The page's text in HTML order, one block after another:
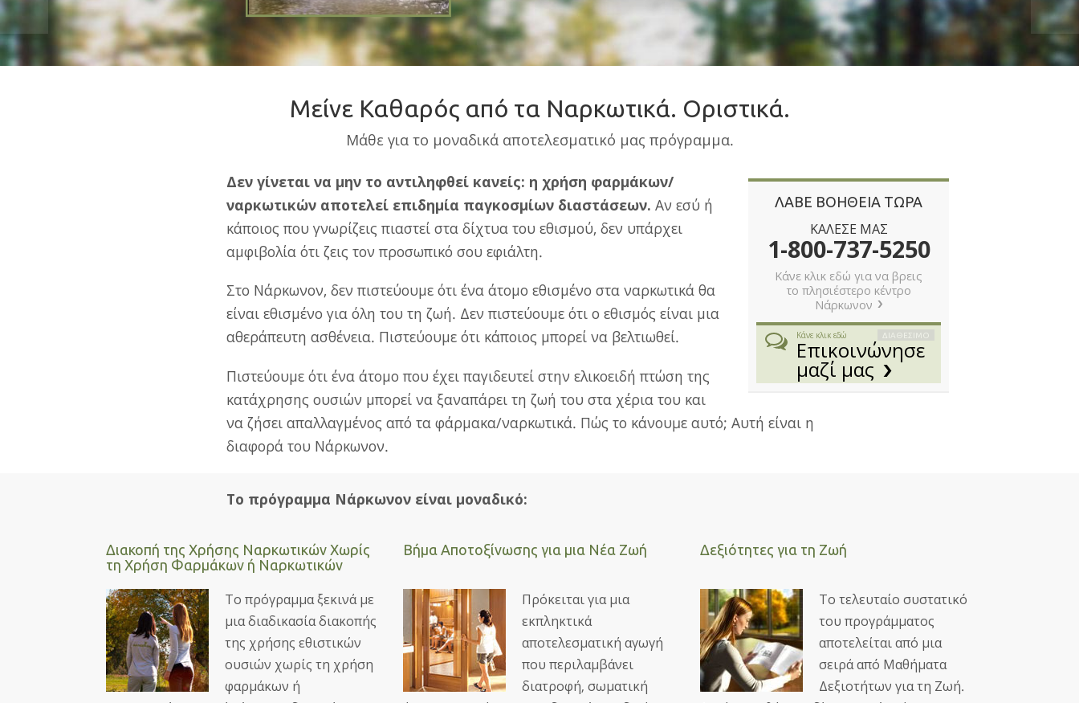
Νορβηγικά
Πορτογαλικά
Αραβικά
Νεπαλέζικα
Ουκρανικά
Κροατικά
Τουρκικά
Όλες οι Περιοχές/Γλώσσες
είναι αποτελεσματικό.
Μείνε Καθαρός από τα Ναρκωτικά. Οριστικά.
Μάθε για το μοναδικά αποτελεσματικό μας πρόγραμμα.
ΛΑΒΕ ΒΟΗΘΕΙΑ ΤΩΡΑ
ΚΑΛΕΣΕ ΜΑΣ
1-800-737-5250
Κάνε κλικ εδώ για να βρεις
το πλησιέστερο κέντρο
Νάρκωνον
ΔΙΑΘΕΣΙΜΟ
Κάνε κλικ εδώ
Επικοινώνησε
μαζί μας
Δεν γίνεται να μην το αντιληφθεί κανείς: η χρήση φαρμάκων/
ναρκωτικών αποτελεί επιδημία παγκοσμίων διαστάσεων. Αν εσύ ή
κάποιος που γνωρίζεις πιαστεί στα δίχτυα του εθισμού, δεν υπάρχει
αμφιβολία ότι ζεις τον προσωπικό σου εφιάλτη.
Στο Νάρκωνον, δεν πιστεύουμε ότι ένα άτομο εθισμένο στα ναρκωτικά θα
είναι εθισμένο για όλη του τη ζωή. Δεν πιστεύουμε ότι ο εθισμός είναι μια
αθεράπευτη ασθένεια. Πιστεύουμε ότι κάποιος μπορεί να βελτιωθεί.
Πιστεύουμε ότι ένα άτομο που έχει παγιδευτεί στην ελικοειδή πτώση της
κατάχρησης ουσιών μπορεί να ξαναπάρει τη ζωή του στα χέρια του και
να ζήσει απαλλαγμένος από τα φάρμακα/ναρκωτικά. Πώς το κάνουµε αυτό; Αυτή είναι η
διαφορά του Νάρκωνον.
Το πρόγραμμα Νάρκωνον είναι μοναδικό:
Διακοπή της Χρήσης Ναρκωτικών Χωρίς
τη Χρήση Φαρμάκων ή Ναρκωτικών
Βήμα Αποτοξίνωσης για μια Νέα Ζωή Δεξιότητες για τη Ζωή
Το πρόγραμμα ξεκινά με
μια διαδικασία διακοπής
της χρήσης εθιστικών
ουσιών χωρίς τη χρήση
φαρμάκων ή
Πρόκειται για μια
εκπληκτικά
αποτελεσματική αγωγή
που περιλαμβάνει
διατροφή, σωματική
Το τελευταίο συστατικό
του προγράμματος
αποτελείται από μια
σειρά από Μαθήματα
Δεξιοτήτων για τη Ζωή.